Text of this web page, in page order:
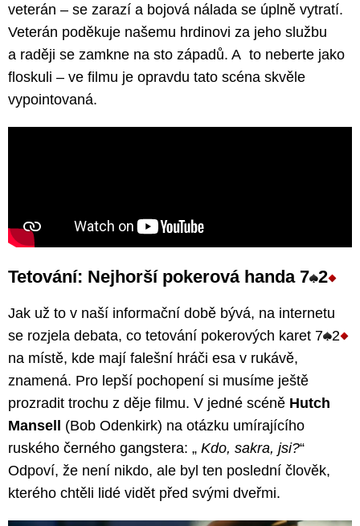
veterán – se zarazí a bojová nálada se úplně vytratí.
Veterán poděkuje našemu hrdinovi za jeho službu
a raději se zamkne na sto západů. A to neberte jako
floskuli – ve filmu je opravdu tato scéna skvěle
vypointovaná.
Tetování: Nejhorší pokerová handa 7 2
Jak už to v naší informační době bývá, na internetu
se rozjela debata, co tetování pokerových karet 7 2
na místě, kde mají falešní hráči esa v rukávě,
znamená. Pro lepší pochopení si musíme ještě
prozradit trochu z děje filmu. V jedné scéně Hutch
Mansell (Bob Odenkirk) na otázku umírajícího
ruského černého gangstera: „ Kdo, sakra, jsi?“
Odpoví, že není nikdo, ale byl ten poslední člověk,
kterého chtěli lidé vidět před svými dveřmi.